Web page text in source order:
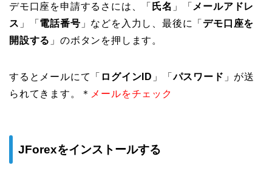
デモ口座を申請するさには、「 氏名 」「 メールアドレ
ス 」「 電話番号 」などを入力し、最後に「デモ口座を
開設する 」のボタンを押します。
するとメールにて「 ログインID 」「パスワード 」が送
られてきます。＊ メールをチェック
JForexをインストールする